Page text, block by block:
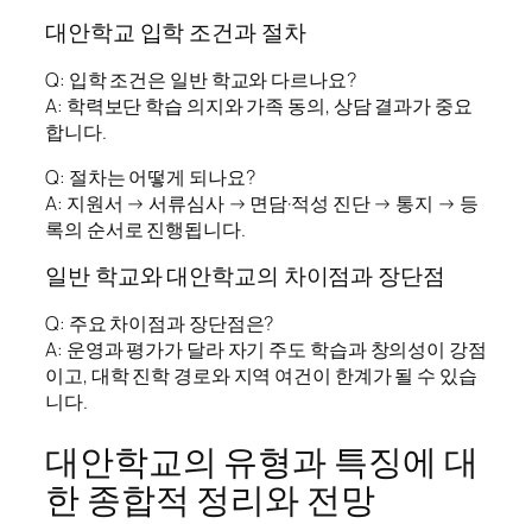
대안학교 입학 조건과 절차
Q: 입학 조건은 일반 학교와 다르나요?
A: 학력보단 학습 의지와 가족 동의, 상담 결과가 중요
합니다.
Q: 절차는 어떻게 되나요?
A: 지원서 → 서류심사 → 면담·적성 진단 → 통지 → 등
록의 순서로 진행됩니다.
일반 학교와 대안학교의 차이점과 장단점
Q: 주요 차이점과 장단점은?
A: 운영과 평가가 달라 자기 주도 학습과 창의성이 강점
이고, 대학 진학 경로와 지역 여건이 한계가 될 수 있습
니다.
대안학교의 유형과 특징에 대
한 종합적 정리와 전망